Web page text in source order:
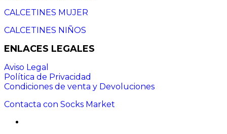
CALCETINES MUJER
CALCETINES NIÑOS
ENLACES LEGALES
Aviso Legal
Política de Privacidad
Condiciones de venta y Devoluciones
Contacta con Socks Market